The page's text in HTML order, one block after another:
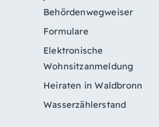
Behördenwegweiser
Formulare
Elektronische
Wohnsitzanmeldung
Heiraten in Waldbronn
Wasserzählerstand